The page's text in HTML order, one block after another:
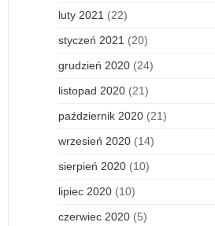
luty 2021 (22)
styczeń 2021 (20)
grudzień 2020 (24)
listopad 2020 (21)
październik 2020 (21)
wrzesień 2020 (14)
sierpień 2020 (10)
lipiec 2020 (10)
czerwiec 2020 (5)